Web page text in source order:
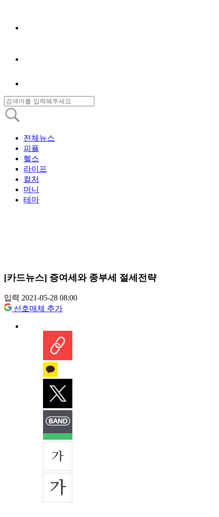
전체뉴스
피플
헬스
라이프
컬처
머니
테마
[카드뉴스] 증여세와 종부세 절세전략
입력 2021-05-28 08:00
선호매체 추가